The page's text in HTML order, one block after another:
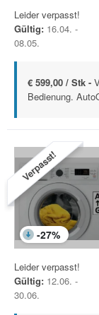
Leider verpasst!
Gültig: 16.04. -
08.05.
€ 599,00 / Stk -
Bedienung.
Verpasst!
-27%
Leider verpasst!
Gültig: 12.06. -
30.06.